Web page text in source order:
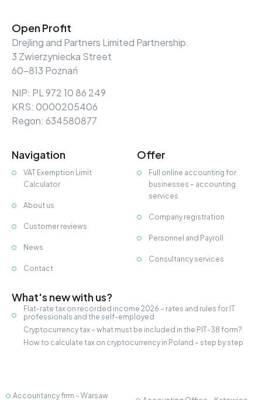
Open Profit
Drejling and Partners Limited Partnership.
3 Zwierzyniecka Street
60-813 Poznań
NIP: PL 972 10 86 249
KRS: 0000205406
Regon: 634580877
Navigation
VAT Exemption Limit
Calculator
About us
Customer reviews
News
Contact
Offer
Full online accounting for
businesses – accounting
services
Company registration
Personnel and Payroll
Consultancy services
What's new with us?
Flat-rate tax on recorded income 2026 – rates and rules for IT
professionals and the self-employed
Cryptocurrency tax – what must be included in the PIT-38 form?
How to calculate tax on cryptocurrency in Poland – step by step
Accountancy firm – Warsaw